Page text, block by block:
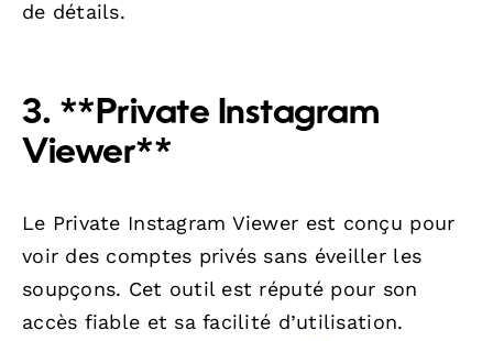
de détails.
3. **Private Instagram
Viewer**
Le Private Instagram Viewer est conçu pour
voir des comptes privés sans éveiller les
soupçons. Cet outil est réputé pour son
accès fiable et sa facilité d’utilisation.